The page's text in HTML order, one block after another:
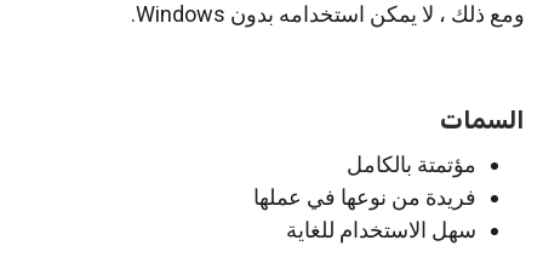
ومع ذلك ، لا يمكن استخدامه بدون Windows.
السمات
مؤتمتة بالكامل
فريدة من نوعها في عملها
سهل الاستخدام للغاية